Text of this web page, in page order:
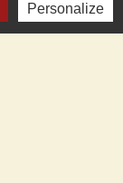
Personalize